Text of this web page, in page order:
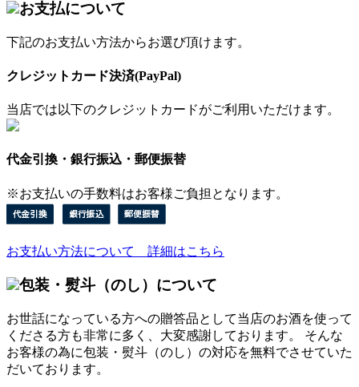
お支払について
下記のお支払い方法からお選び頂けます。
クレジットカード決済(PayPal)
当店では以下のクレジットカードがご利用いただけます。
代金引換・銀行振込・郵便振替
※お支払いの手数料はお客様ご負担となります。
お支払い方法について 詳細はこちら
包装・熨斗（のし）について
お世話になっている方への贈答品として当店のお酒を使って
くださる方も非常に多く、大変感謝しております。 そんな
お客様の為に包装・熨斗（のし）の対応を無料でさせていた
だいております。